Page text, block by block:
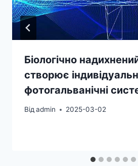
Біологічно
створює
фотогальванічні
Відadmin 2025-03-02